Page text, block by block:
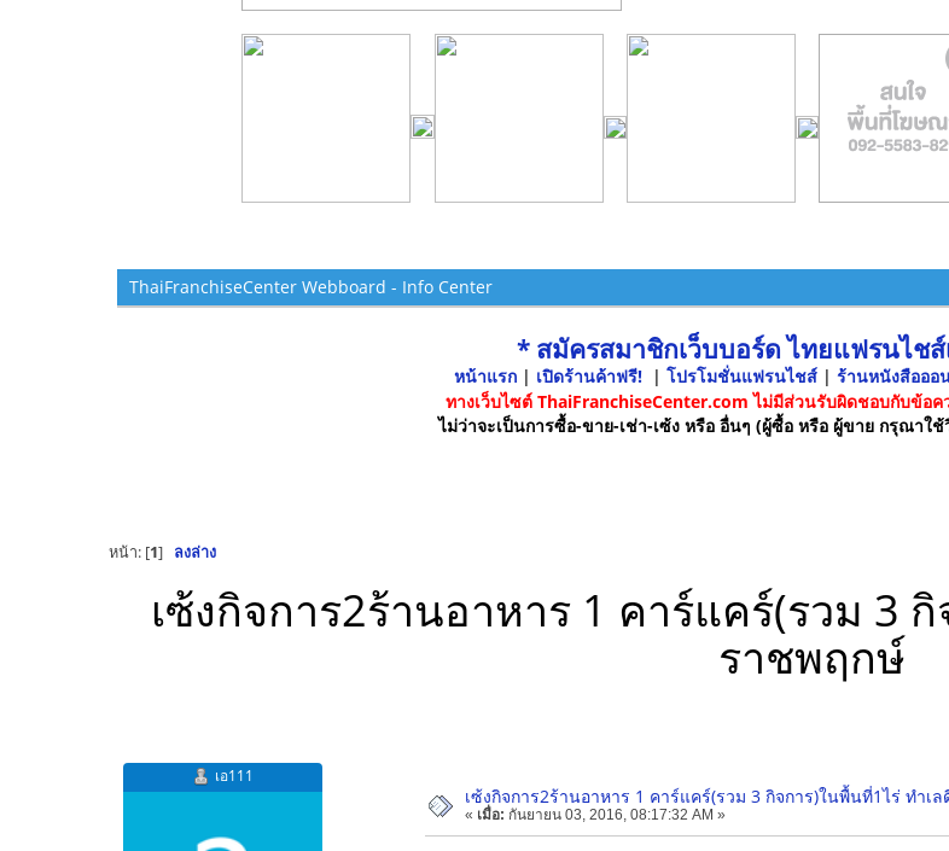
ThaiFranchiseCenter Webboard - Info Center
* สมัครสมาชิกเว็บบอร์ด ไทยแฟรนไชส์
หน้าแรก| เปิดร้านค้าฟรี! | โปรโมชั่นแฟรนไชส์ | ร้านหนังสือออ
ทางเว็บไซต์ ThaiFranchiseCenter.com ไม่มีส่วนรับผิดชอบกับข้อค
ไม่ว่าจะเป็นการซื้อ-ขาย-เช่า-เซ้ง หรือ อื่นๆ (ผู้ซื้อ หรือ ผู้ขาย กรุณา
หน้า: [1] ลงล่าง
เซ้งกิจการ2ร้านอาหาร 1 คาร์แคร์(รวม 3
ราชพฤกษ์
เอ111
เซ้งกิจการ2ร้านอาหาร 1 คาร์แคร์(รวม 3 กิจการ)ในพื้นที่1ไร่ ทำเ
« เมื่อ: กันยายน 03, 2016, 08:17:32 AM »